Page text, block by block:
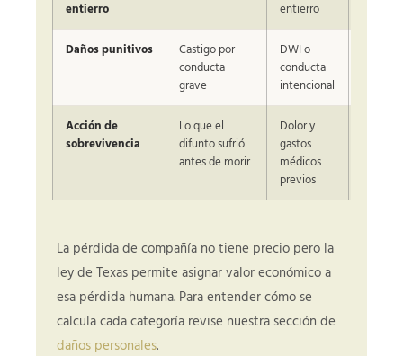
entierro
entierro
Daños punitivos
Castigo por
conducta
grave
DWI o
conducta
intencional
Acción de
sobrevivencia
Lo que el
difunto sufrió
antes de morir
Dolor y
gastos
médicos
previos
La pérdida de compañía no tiene precio pero la
ley de Texas permite asignar valor económico a
esa pérdida humana. Para entender cómo se
calcula cada categoría revise nuestra sección de
daños personales.